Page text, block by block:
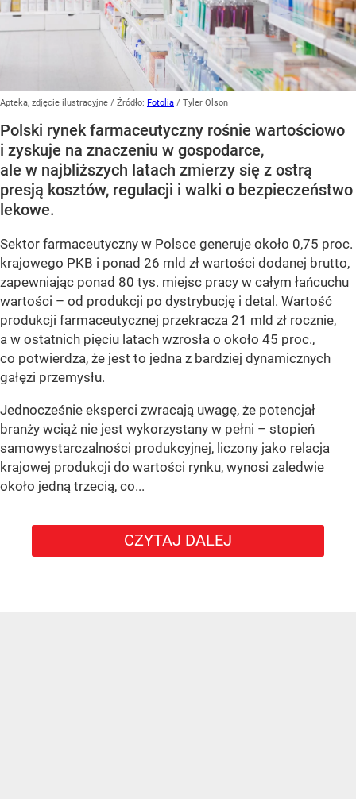
Apteka, zdjęcie ilustracyjne / Źródło: Fotolia / Tyler Olson
Polski rynek farmaceutyczny rośnie wartościowo
i zyskuje na znaczeniu w gospodarce,
ale w najbliższych latach zmierzy się z ostrą
presją kosztów, regulacji i walki o bezpieczeństwo
lekowe.
Sektor farmaceutyczny w Polsce generuje około 0,75 proc.
krajowego PKB i ponad 26 mld zł wartości dodanej brutto,
zapewniając ponad 80 tys. miejsc pracy w całym łańcuchu
wartości – od produkcji po dystrybucję i detal. Wartość
produkcji farmaceutycznej przekracza 21 mld zł rocznie,
a w ostatnich pięciu latach wzrosła o około 45 proc.,
co potwierdza, że jest to jedna z bardziej dynamicznych
gałęzi przemysłu.
Jednocześnie eksperci zwracają uwagę, że potencjał
branży wciąż nie jest wykorzystany w pełni – stopień
samowystarczalności produkcyjnej, liczony jako relacja
krajowej produkcji do wartości rynku, wynosi zaledwie
około jedną trzecią, co...
CZYTAJ DALEJ